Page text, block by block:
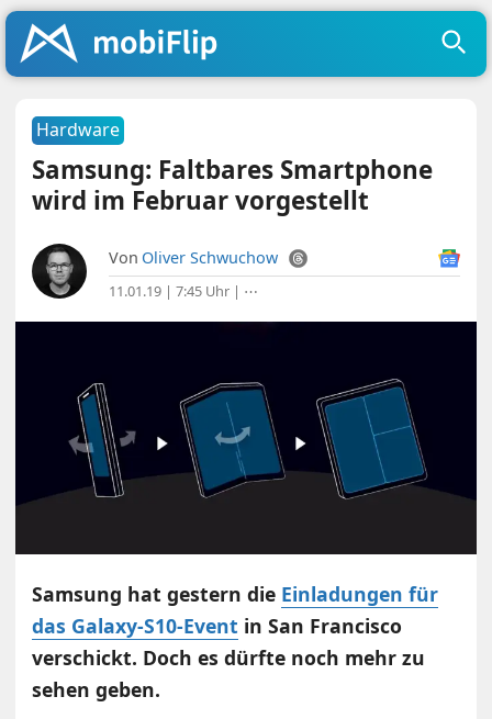
Hardware
Samsung: Faltbares Smartphone
wird im Februar vorgestellt
Von Oliver Schwuchow
11.01.19 | 7:45 Uhr | ⋯
Samsung hat gestern die Einladungen für
das Galaxy-S10-Event in San Francisco
verschickt. Doch es dürfte noch mehr zu
sehen geben.